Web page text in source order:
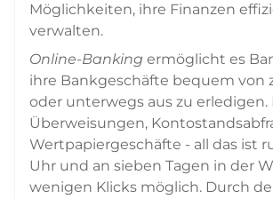
Möglichkeiten, ihre Finanzen
verwalten.
Online-Banking ermöglicht es
ihre Bankgeschäfte bequem von
oder unterwegs aus zu erledigen.
Überweisungen,
Wertpapiergeschäfte - all das ist
Uhr und an sieben Tagen in der
wenigen Klicks möglich. Durch